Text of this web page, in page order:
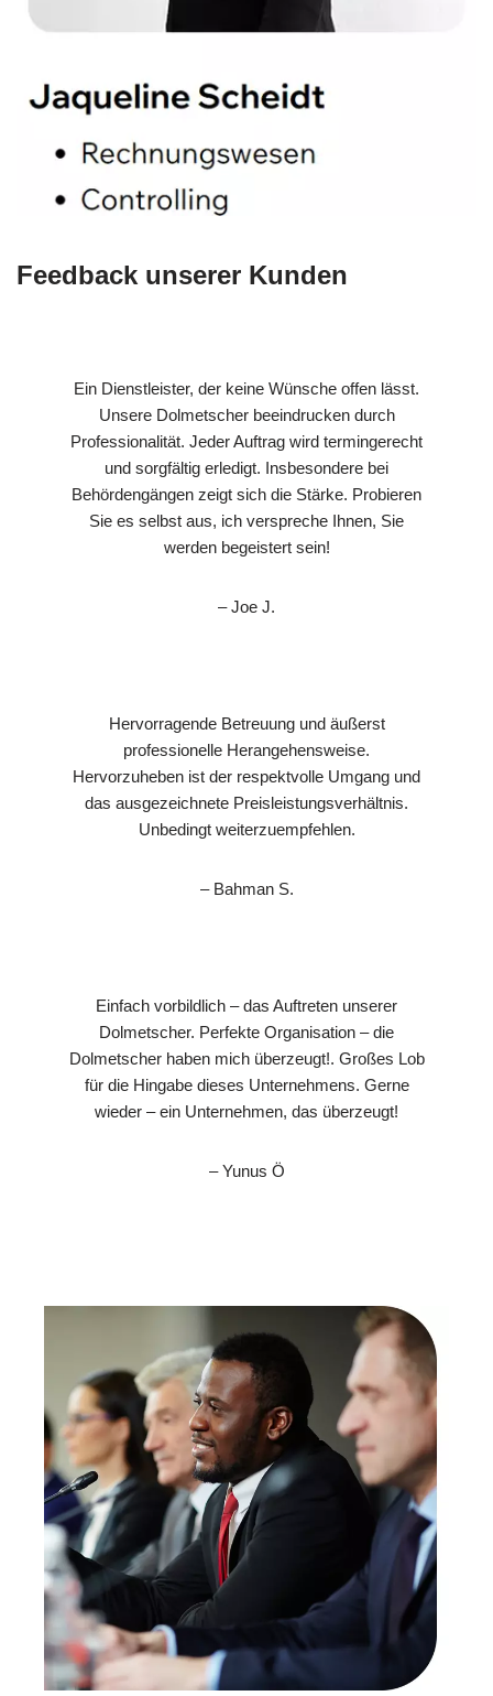
Feedback unserer Kunden
Ein Dienstleister, der keine Wünsche offen lässt.
Unsere Dolmetscher beeindrucken durch
Professionalität. Jeder Auftrag wird termingerecht
und sorgfältig erledigt. Insbesondere bei
Behördengängen zeigt sich die Stärke. Probieren
Sie es selbst aus, ich verspreche Ihnen, Sie
werden begeistert sein!
– Joe J.
Hervorragende Betreuung und äußerst
professionelle Herangehensweise.
Hervorzuheben ist der respektvolle Umgang und
das ausgezeichnete Preisleistungsverhältnis.
Unbedingt weiterzuempfehlen.
– Bahman S.
Einfach vorbildlich – das Auftreten unserer
Dolmetscher. Perfekte Organisation – die
Dolmetscher haben mich überzeugt!. Großes Lob
für die Hingabe dieses Unternehmens. Gerne
wieder – ein Unternehmen, das überzeugt!
– Yunus Ö